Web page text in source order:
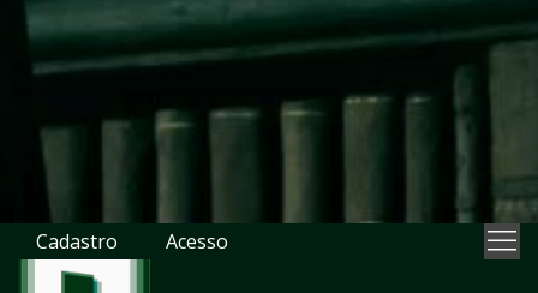
Cadastro Acesso